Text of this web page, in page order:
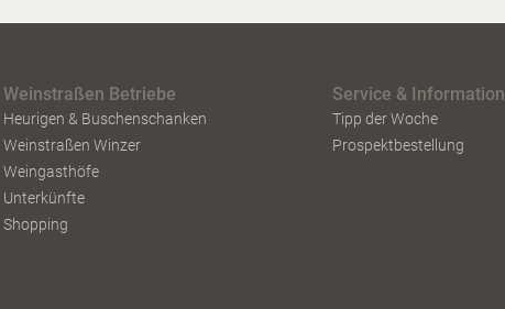
Weinstraßen Betriebe
Heurigen & Buschenschanken
Weinstraßen Winzer
Weingasthöfe
Unterkünfte
Shopping
Service & Information
Tipp der Woche
Prospektbestellung